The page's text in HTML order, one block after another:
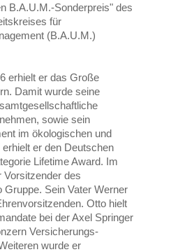
B.A.U.M.-Sonderpreis" des
für
(B.A.U.M.)
erhielt er das Große
Damit wurde seine
sowie sein
im ökologischen und
er den Deutschen
Lifetime Award. Im
Vorsitzender des
Sein Vater Werner
Otto hielt
bei der Axel Springer
Versicherungs-
wurde er